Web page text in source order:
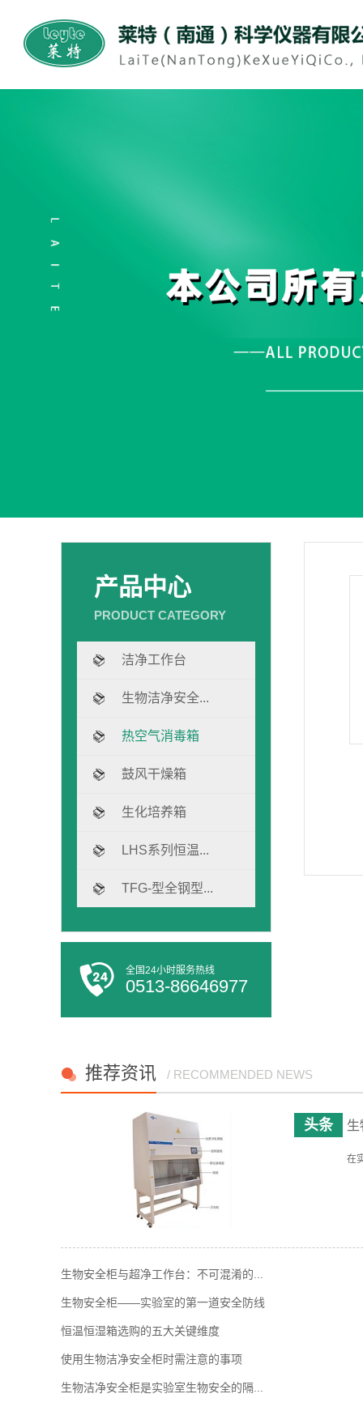
产品中心
洁净工作台
生物洁净安全...
热空气消毒箱
鼓风干燥箱
生化培养箱
LHS系列恒温...
TFG-型全钢型...
全国24小时服务热线
0513-86646977
推荐资讯 / RECOMMENDED NEWS
生
在
生物安全柜与超净工作台：不可混淆的...
生物安全柜——实验室的第一道安全防线
恒温恒湿箱选购的五大关键维度
使用生物洁净安全柜时需注意的事项
生物洁净安全柜是实验室生物安全的隔...